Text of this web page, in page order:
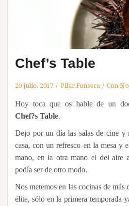
Chef’s Table
20 julio, 2017 Pilar Fonseca Con
Hoy toca que os hable de un
Chef?s Table.
Dejo por un día las salas de cine y
casa, con un refresco en la mesa y
mano, en la otra mano el del aire
podía ser de otro modo.
Nos metemos en las cocinas de más
élite, sólo en la primera temporada